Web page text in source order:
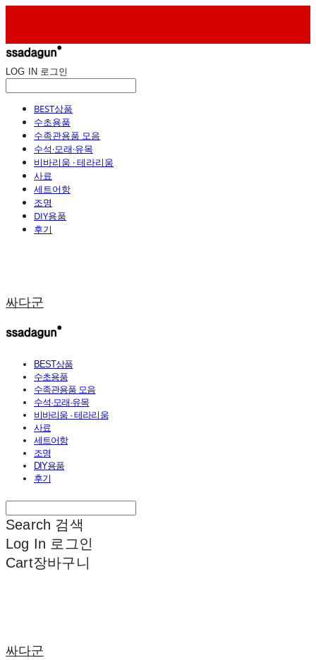
LOG IN 로그인
BEST상품
수초용품
수족관용품 모음
수석·모래·유목
비바리움 · 테라리움
사료
세트어항
조명
DIY용품
후기
싸다군
BEST상품
수초용품
수족관용품 모음
수석·모래·유목
비바리움 · 테라리움
사료
세트어항
조명
DIY용품
후기
Search 검색
Log In 로그인
Cart장바구니
싸다군